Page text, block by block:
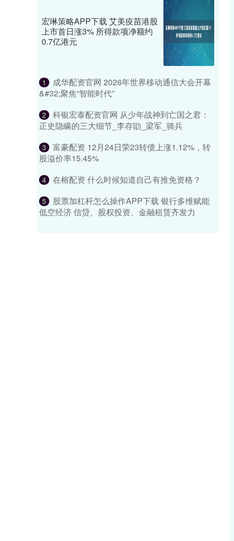
宏琳策略APP下载 艾美疫苗港股
上市首日涨3% 所得款项净额约
0.7亿港元
1
成华配资官网 2026年世界移动通信大会开幕
&#32;聚焦“智能时代”
2
科银宏泰配资官网 从少年战神到亡国之君：
正史隐瞒的三大细节_李存勖_梁军_骑兵
3
富豪配资 12月24日荣23转债上涨1.12%，转
股溢价率15.45%
4 在榕配资 什么时候知道自己有推免资格？
5
股票加杠杆怎么操作APP下载 银行多维赋能
低空经济 信贷、股权投资、金融租赁齐发力